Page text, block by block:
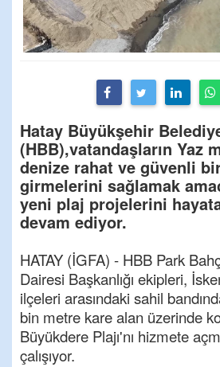
Hatay Büyükşehir
(HBB),vatandaşların Yaz
denize rahat ve güvenli
girmelerini sağlamak
yeni plaj projelerini
devam ediyor.
HATAY (İGFA) - HBB Park
Dairesi Başkanlığı ekipleri,
ilçeleri arasındaki sahil
bin metre kare alan üzerinde
Büyükdere Plajı'nı hizmete
çalışıyor.